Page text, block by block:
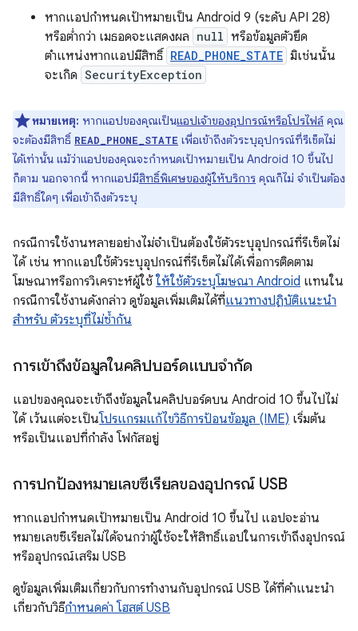
หากแอปกำหนดเป้าหมายเป็น Android 9 (ระดับ API 28)
หรือต่ำกว่า เมธอดจะแสดงผล null หรือข้อมูลตัวยึด
ตำแหน่งหากแอปมีสิทธิ์ READ_PHONE_STATE มิเช่นนั้น
จะเกิด SecurityException
หมายเหตุ: หากแอปของคุณเป็นแอปเจ้าของอุปกรณ์หรือโปรไฟล์ คุณ
จะต้องมีสิทธิ์ READ_PHONE_STATE เพื่อเข้าถึงตัวระบุอุปกรณ์ที่รีเซ็ตไม่
ได้เท่านั้น แม้ว่าแอปของคุณจะกำหนดเป้าหมายเป็น Android 10 ขึ้นไป
ก็ตาม นอกจากนี้ หากแอปมีสิทธิ์พิเศษของผู้ให้บริการ คุณก็ไม่ จำเป็นต้อง
มีสิทธิ์ใดๆ เพื่อเข้าถึงตัวระบุ
กรณีการใช้งานหลายอย่างไม่จำเป็นต้องใช้ตัวระบุอุปกรณ์ที่รีเซ็ตไม่
ได้ เช่น หากแอปใช้ตัวระบุอุปกรณ์ที่รีเซ็ตไม่ได้เพื่อการติดตาม
โฆษณาหรือการวิเคราะห์ผู้ใช้ ให้ใช้ตัวระบุโฆษณา Android แทนใน
กรณีการใช้งานดังกล่าว ดูข้อมูลเพิ่มเติมได้ที่แนวทางปฏิบัติแนะนำ
สำหรับ ตัวระบุที่ไม่ซ้ำกัน
การเข้าถึงข้อมูลในคลิปบอร์ดแบบจำกัด
แอปของคุณจะเข้าถึงข้อมูลในคลิปบอร์ดบน Android 10 ขึ้นไปไม่
ได้ เว้นแต่จะเป็นโปรแกรมแก้ไขวิธีการป้อนข้อมูล (IME) เริ่มต้น
หรือเป็นแอปที่กำลัง โฟกัสอยู่
การปกป้องหมายเลขซีเรียลของอุปกรณ์ USB
หากแอปกำหนดเป้าหมายเป็น Android 10 ขึ้นไป แอปจะอ่าน
หมายเลขซีเรียลไม่ได้จนกว่าผู้ใช้จะให้สิทธิ์แอปในการเข้าถึงอุปกรณ์
หรืออุปกรณ์เสริม USB
ดูข้อมูลเพิ่มเติมเกี่ยวกับการทำงานกับอุปกรณ์ USB ได้ที่คำแนะนำ
เกี่ยวกับวิธีกำหนดค่า โฮสต์ USB